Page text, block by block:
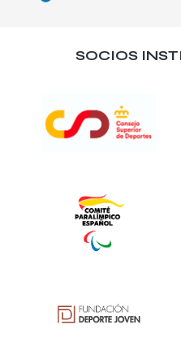
SOCIOS